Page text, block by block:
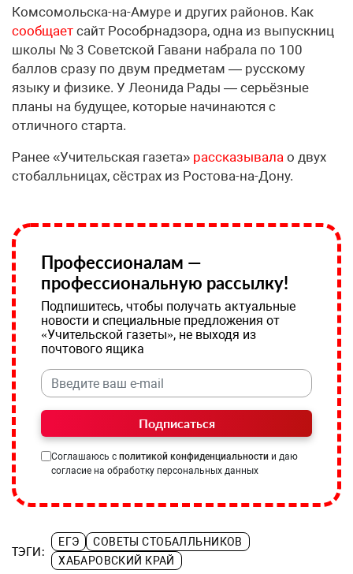
Комсомольска-на-Амуре и других районов. Как
сообщает сайт Рособрнадзора, одна из выпускниц
школы № 3 Советской Гавани набрала по 100
баллов сразу по двум предметам — русскому
языку и физике. У Леонида Рады — серьёзные
планы на будущее, которые начинаются с
отличного старта.
Ранее «Учительская газета» рассказывала о двух
стобалльницах, сёстрах из Ростова-на-Дону.
Профессионалам —
профессиональную рассылку!
Подпишитесь, чтобы получать актуальные
новости и специальные предложения от
«Учительской газеты», не выходя из
почтового ящика
Подписаться
Соглашаюсь с политикой конфиденциальности и даю
согласие на обработку персональных данных
ТЭГИ:
ЕГЭ
СОВЕТЫ СТОБАЛЛЬНИКОВ
ХАБАРОВСКИЙ КРАЙ